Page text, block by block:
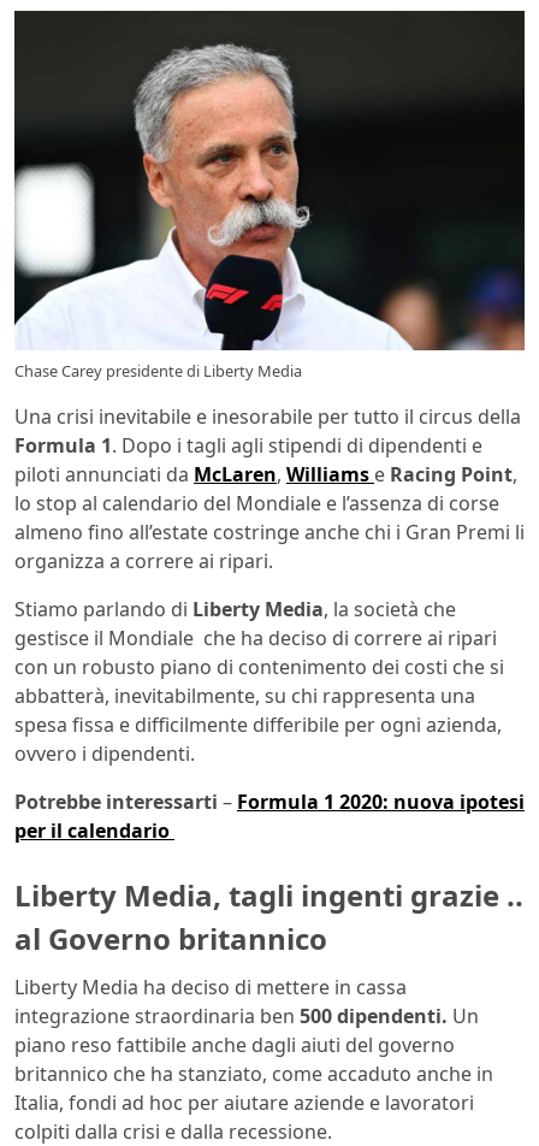
Chase Carey presidente di Liberty Media
Una crisi inevitabile e inesorabile per tutto il circus della
Formula 1. Dopo i tagli agli stipendi di dipendenti e
piloti annunciati da McLaren, Williams e Racing Point,
lo stop al calendario del Mondiale e l’assenza di corse
almeno fino all’estate costringe anche chi i Gran Premi li
organizza a correre ai ripari.
Stiamo parlando di Liberty Media, la società che
gestisce il Mondiale che ha deciso di correre ai ripari
con un robusto piano di contenimento dei costi che si
abbatterà, inevitabilmente, su chi rappresenta una
spesa fissa e difficilmente differibile per ogni azienda,
ovvero i dipendenti.
Potrebbe interessarti – Formula 1 2020: nuova ipotesi
per il calendario
Liberty Media, tagli ingenti grazie ..
al Governo britannico
Liberty Media ha deciso di mettere in cassa
integrazione straordinaria ben 500 dipendenti. Un
piano reso fattibile anche dagli aiuti del governo
britannico che ha stanziato, come accaduto anche in
Italia, fondi ad hoc per aiutare aziende e lavoratori
colpiti dalla crisi e dalla recessione.